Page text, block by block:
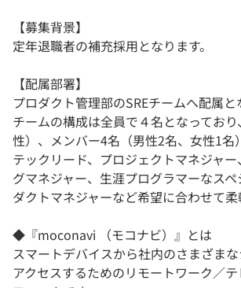
【募集背景】
定年退職者の補充採用となります。
【配属部署】
プロダクト管理部のSREチームへ配属と
チームの構成は全員で４名となってお
性）、メンバー4名（男性2名、女性1名）
テックリード、プロジェクトマネジャ
グマネジャー、生涯プログラマーなス
ダクトマネジャーなど希望に合わせて柔
◆『moconavi （モコナビ）』とは
スマートデバイスから社内のさまざま
アクセスするためのリモートワーク／